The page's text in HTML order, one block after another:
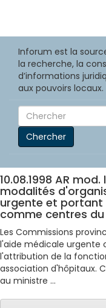
Inforum est la
la recherche, la
d’informations
aux pouvoirs locaux.
Chercher
10.08.1998 AR
modalités
urgente et portant
comme centres
Les Commissions
l'aide médicale urgente
l'attribution de la
association d'hôpitaux.
au ministre ...